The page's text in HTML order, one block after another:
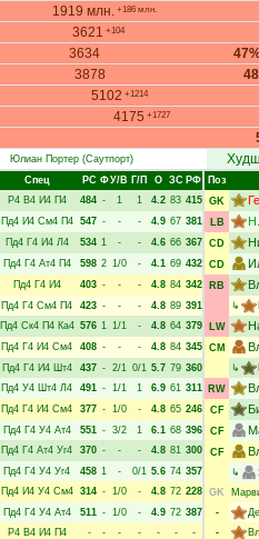
1919 млн. +186 млн.
3621 +104
3634
3878
5102 +1214
4175 +1727
Юлиан Портер(Саутпорт)
Спец РC ФУ/В Г/П О ЗС РФ
Р4 В4 И4 П4 484 - 1 1 4.2 83 415
Пд4 И4 См4 П4 547 - - - 4.9 67 381
Пд4 Г4 И4 Л4 534 1 - - 4.6 66 367
Пд4 Г4 Ат4 П4 598 2 1/0 - 4.1 69 432
Пд4 Г4 И4 403 - - - 4.8 84 342
Пд4 Г4 См4 П4 423 - - - 4.8 89 391
Пд4 Ск4 П4 Ка4 576 1 1/1 - 4.8 64 379
Пд4 Г4 И4 См4 408 - - - 4.8 84 345
Пд4 Г4 И4 Шт4 437 - 2/1 0/1 5.7 79 360
Пд4 У4 Шт4 Л4 491 - 1/1 1 6.9 61 311
Пд4 Г4 И4 См4 377 - 1/0 - 4.8 65 246
Пд4 Г4 У4 Ат4 551 - 3/2 1 6.1 68 396
Пд4 Г4 Ат4 Уг4 370 - - - 4.8 81 300
Пд4 Г4 У4 Уг4 458 1 - 0/1 5.6 74 357
Пд4 И4 У4 См4 314 - 1/0 - 4.8 72 228
Пд4 Г4 У4 Ат4 511 - 1/0 - 4.9 72 387
Р4 В4 И4 П4 - - - - - -
-
Поз
GK
LB
CD
CD
RB
↳
LW
CM
↳
RW
CF
CF
CF
↳
GK
-
-